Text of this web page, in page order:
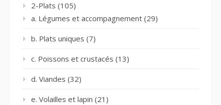
2-Plats (105)
a. Légumes et accompagnement (29)
b. Plats uniques (7)
c. Poissons et crustacés (13)
d. Viandes (32)
e. Volailles et lapin (21)